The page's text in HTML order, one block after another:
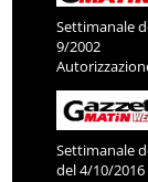
Settimanale
9/2002
Settimanale
del 4/10/2016